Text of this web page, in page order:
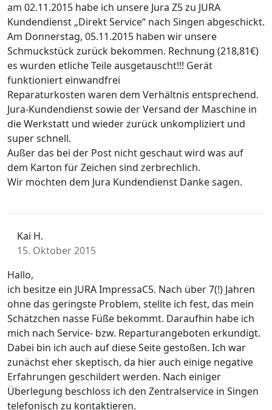
am 02.11.2015 habe ich unsere Jura Z5 zu JURA
Kundendienst „Direkt Service“ nach Singen abgeschickt.
Am Donnerstag, 05.11.2015 haben wir unsere
Schmuckstück zurück bekommen. Rechnung (218,81€)
es wurden etliche Teile ausgetauscht!!! Gerät
funktioniert einwandfrei
Reparaturkosten waren dem Verhältnis entsprechend.
Jura-Kundendienst sowie der Versand der Maschine in
die Werkstatt und wieder zurück unkompliziert und
super schnell.
Außer das bei der Post nicht geschaut wird was auf
dem Karton für Zeichen sind zerbrechlich.
Wir möchten dem Jura Kundendienst Danke sagen.
Kai H.
15. Oktober 2015
Hallo,
ich besitze ein JURA ImpressaC5. Nach über 7(!) Jahren
ohne das geringste Problem, stellte ich fest, das mein
Schätzchen nasse Füße bekommt. Daraufhin habe ich
mich nach Service- bzw. Reparturangeboten erkundigt.
Dabei bin ich auch auf diese Seite gestoßen. Ich war
zunächst eher skeptisch, da hier auch einige negative
Erfahrungen geschildert werden. Nach einiger
Überlegung beschloss ich den Zentralservice in Singen
telefonisch zu kontaktieren.